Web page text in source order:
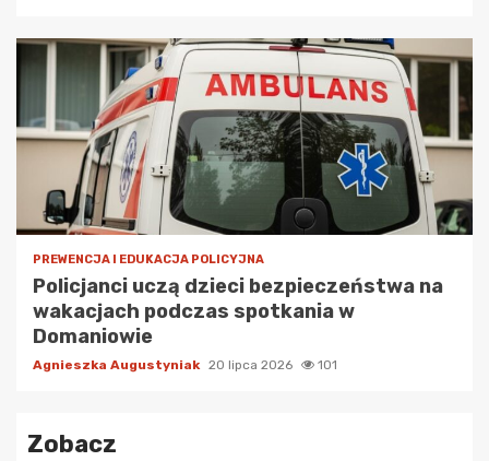
PREWENCJA I EDUKACJA POLICYJNA
Policjanci uczą dzieci bezpieczeństwa na
wakacjach podczas spotkania w
Domaniowie
Agnieszka Augustyniak 20 lipca 2026 101
Zobacz